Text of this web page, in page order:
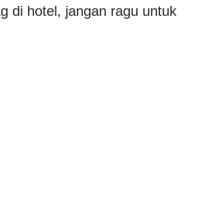
di hotel, jangan ragu untuk